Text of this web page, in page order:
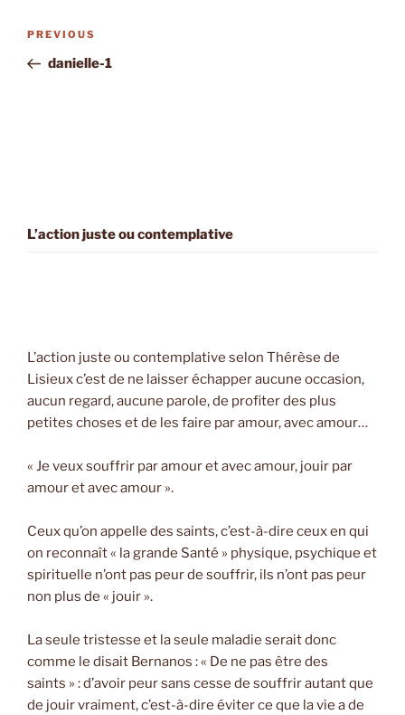
Post
Previous
Post
PREVIOUS
danielle-1
L’action juste ou contemplative
L’action juste ou contemplative selon Thérèse de
Lisieux c’est de ne laisser échapper aucune occasion,
aucun regard, aucune parole, de profiter des plus
petites choses et de les faire par amour, avec amour…
« Je veux souffrir par amour et avec amour, jouir par
amour et avec amour ».
Ceux qu’on appelle des saints, c’est-à-dire ceux en qui
on reconnaît « la grande Santé » physique, psychique et
spirituelle n’ont pas peur de souffrir, ils n’ont pas peur
non plus de « jouir ».
La seule tristesse et la seule maladie serait donc
comme le disait Bernanos : « De ne pas être des
saints » : d’avoir peur sans cesse de souffrir autant que
de jouir vraiment, c’est-à-dire éviter ce que la vie a de